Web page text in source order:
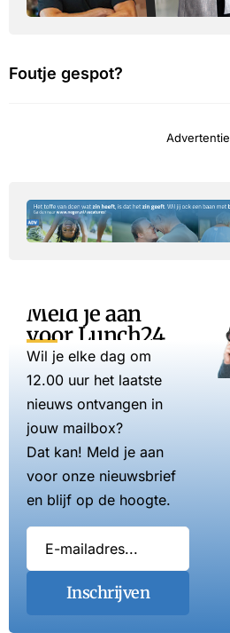
Foutje gespot?
Advertentie
Meld je aan
voor Lunch24
Wil je elke dag om
12.00 uur het laatste
nieuws ontvangen in
jouw mailbox?
Dat kan! Meld je aan
voor onze nieuwsbrief
en blijf op de hoogte.
Inschrijven